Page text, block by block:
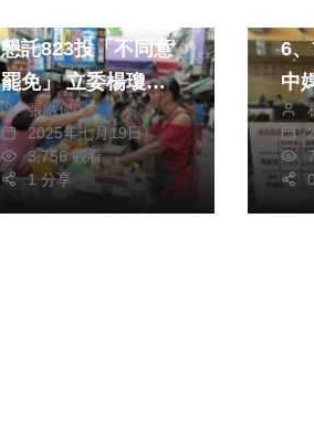
懇託823投「不同意
罷免」 立委楊瓊
瓔：讓做事的立委留
在國會
張皓傑
2025年七月19日
3,756 觀看
1 分享
6
中
節
華」 民進黨
議
不